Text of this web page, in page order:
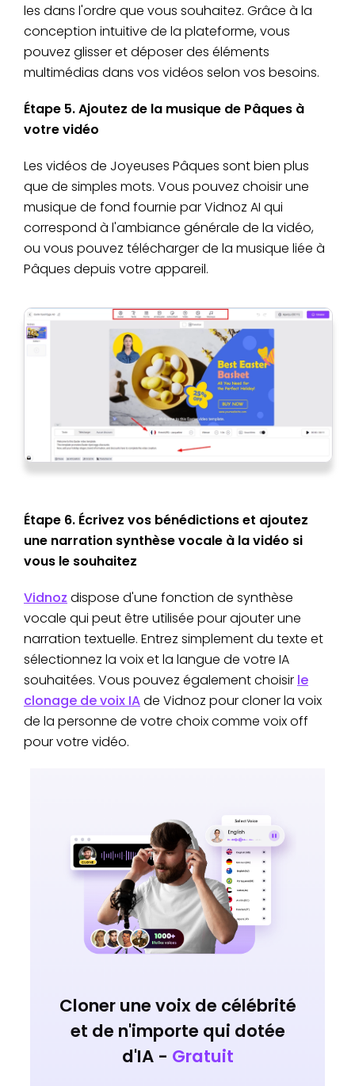
les dans l'ordre que vous souhaitez. Grâce à la
conception intuitive de la plateforme, vous
pouvez glisser et déposer des éléments
multimédias dans vos vidéos selon vos besoins.
Étape 5. Ajoutez de la musique de Pâques à
votre vidéo
Les vidéos de Joyeuses Pâques sont bien plus
que de simples mots. Vous pouvez choisir une
musique de fond fournie par Vidnoz AI qui
correspond à l'ambiance générale de la vidéo,
ou vous pouvez télécharger de la musique liée à
Pâques depuis votre appareil.
Étape 6. Écrivez vos bénédictions et ajoutez
une narration synthèse vocale à la vidéo si
vous le souhaitez
Vidnoz dispose d'une fonction de synthèse
vocale qui peut être utilisée pour ajouter une
narration textuelle. Entrez simplement du texte et
sélectionnez la voix et la langue de votre IA
souhaitées. Vous pouvez également choisir le
clonage de voix IAde Vidnoz pour cloner la voix
de la personne de votre choix comme voix off
pour votre vidéo.
Cloner une voix de célébrité
et de n'importe qui dotée
d'IA - Gratuit